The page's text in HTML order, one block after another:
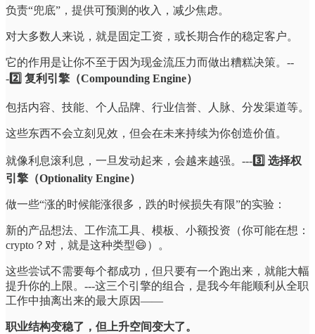
负责“兜底”，提供可预测的收入，减少焦虑。
对大多数人来说，就是固定工资，或长期合作的稳定客户。
它的作用是让你不至于因为现金流压力而做出糟糕决策。--
- 2️⃣ 复利引擎（Compounding Engine）
包括内容、技能、个人品牌、行业信誉、人脉、分发渠道等。
这些东西不会立刻见效，但会在未来持续为你创造价值。
就像利息滚利息，一旦发动起来，会越来越强。--- 3️⃣ 选择权
引擎（Optionality Engine）
做一些“涨的时候能涨很多，跌的时候损失有限”的实验：
新的产品想法、工作流工具、模板、小额投资（你可能在想：
crypto？对，就是这种类型😄）。
这些尝试不需要每个都成功，但只要有一个跑出来，就能大幅
提升你的上限。---这三个引擎的组合，是我今年能顺利从全职
工作中抽离出来的最大原因——
职业结构变稳了，但上升空间变大了。